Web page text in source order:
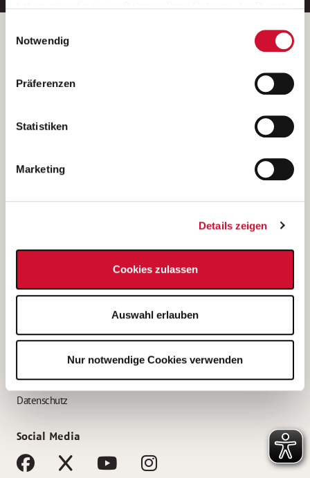
Wenn Sie auf „Cookies zulassen“ klicken, so stimmen
Sie der Speicherung sämtlicher Cookies zu. Sie können
Ihre Einwilligung selbstverständlich jederzeit widerrufen,
indem Sie die Cookie-Einstellungen aufrufen und diese
unsererDatenschutzerklärung
Notwendig
Präferenzen
Statistiken
Marketing
Details zeigen
Cookies zulassen
Auswahl erlauben
Nur notwendige Cookies verwenden
Betreiber der Webseite
Kantstraße 45a
(Ein Tochterunternehmen des AWO Bezirksverbandes Unterfranken
e.V.)
Bewerbung als Altenpflegehelfer*in
Bewerbung als Erzieher*in
AWO Gliederungen nach Bundesland
Impressum
Datenschutz
Social Media